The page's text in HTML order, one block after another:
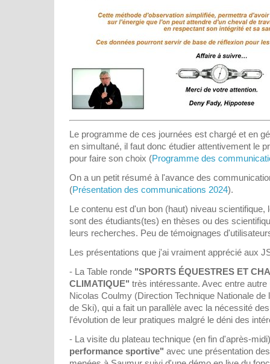
Le programme de ces journées est chargé et en
en simultané, il faut donc étudier attentivement le
pour faire son choix (Programme des
On a un petit résumé à l'avance des
(Présentation des communications 2024).
Le contenu est d'un bon (haut) niveau
sont des étudiants(tes) en thèses ou des
leurs recherches. Peu de témoignages
Les présentations que j'ai vraiment apprécié aux
- La Table ronde "SPORTS ÉQUESTRES ET
CLIMATIQUE" très intéressante. Avec entre autre
Nicolas Coulmy (Direction Technique Nationale de
de Ski), qui a fait un parallèle avec la nécessité
l'évolution de leur pratiques malgré le déni des
- La visite du plateau technique (en fin d'après-
performance sportive" avec une présentation